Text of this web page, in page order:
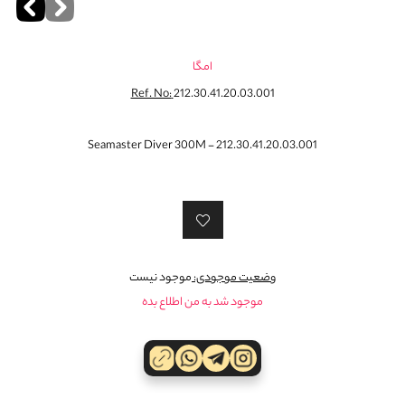
امگا
Ref. No:212.30.41.20.03.001
Seamaster Diver 300M - 212.30.41.20.03.001
وضعیت موجودی:موجود نیست